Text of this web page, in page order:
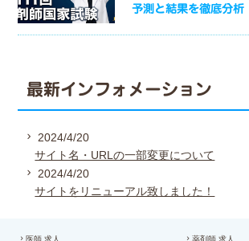
予測と結果を徹底分析
最新インフォメーション
2024/4/20
サイト名・URLの一部変更について
2024/4/20
サイトをリニューアル致しました！
医師 求人 薬剤師 求人